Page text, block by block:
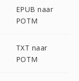
EPUB naar
POTM
TXT naar
POTM